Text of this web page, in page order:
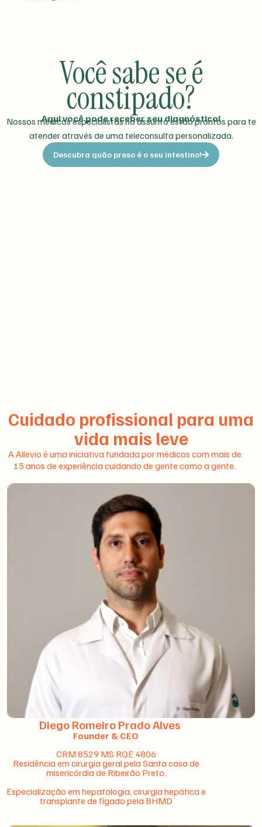
Você sabe se é
constipado?
Aqui você pode receber seu diagnóstico!
Nossos médicos especialistas no assunto estão prontos para te
atender através de uma teleconsulta personalizada.
Descubra quão preso é o seu intestino!
Cuidado profissional para uma
vida mais leve
A Allevio é uma iniciativa fundada por médicos com mais de
15 anos de experiência cuidando de gente como a gente.
Diego Romeiro Prado Alves
Founder & CEO
CRM 8529 MS RQE 4806
Residência em cirurgia geral pela Santa casa de
misericórdia de Ribeirão Preto.
Especialização em hepatologia, cirurgia hepática e
transplante de fígado pela BHMD